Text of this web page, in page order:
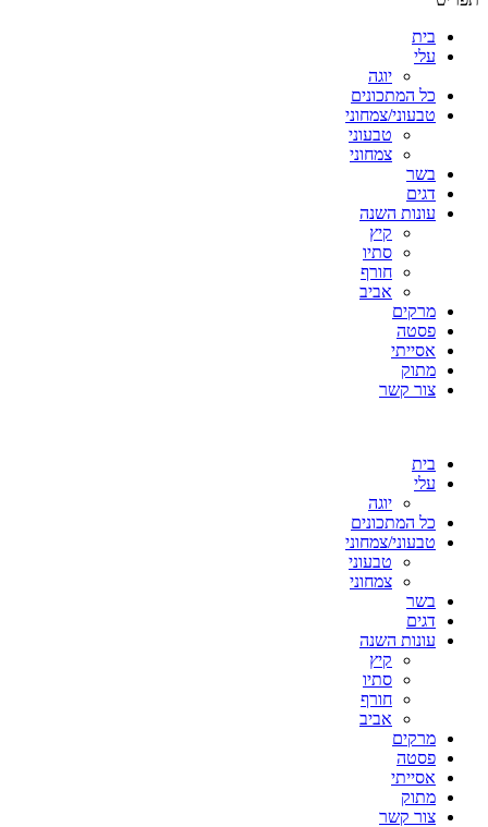
בית
עלי
יוגה
כל המתכונים
טבעוני/צמחוני
טבעוני
צמחוני
בשר
דגים
עונות השנה
קיץ
סתיו
חורף
אביב
מרקים
פסטה
אסייתי
מתוק
צור קשר
בית
עלי
יוגה
כל המתכונים
טבעוני/צמחוני
טבעוני
צמחוני
בשר
דגים
עונות השנה
קיץ
סתיו
חורף
אביב
מרקים
פסטה
אסייתי
מתוק
צור קשר